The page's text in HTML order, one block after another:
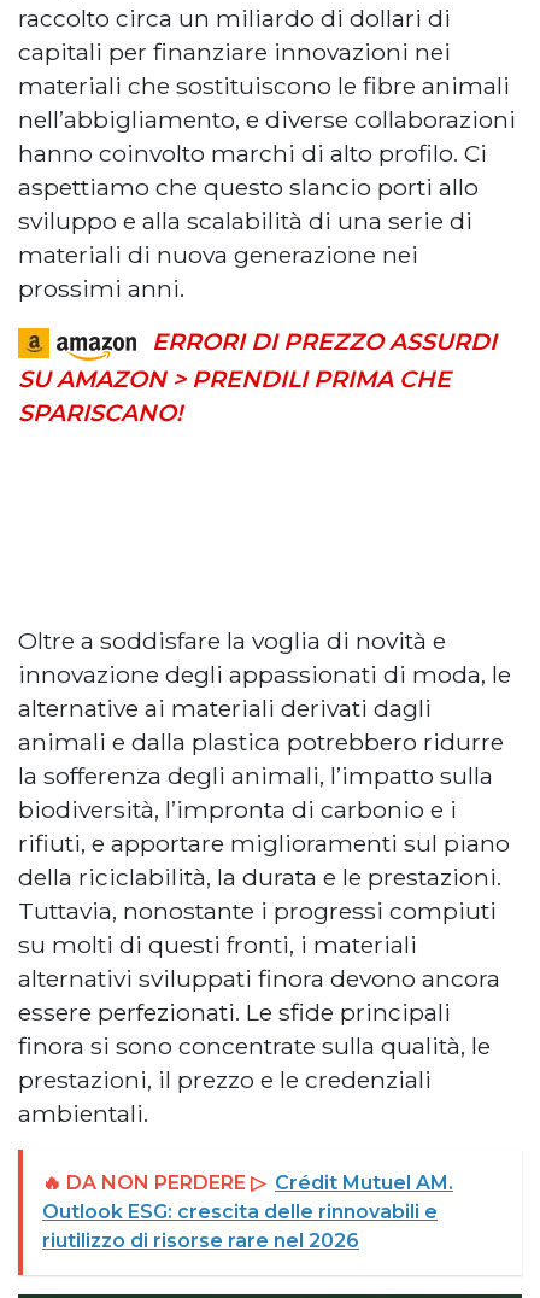
raccolto circa un miliardo di dollari di
capitali per finanziare innovazioni nei
materiali che sostituiscono le fibre animali
nell’abbigliamento, e diverse collaborazioni
hanno coinvolto marchi di alto profilo. Ci
aspettiamo che questo slancio porti allo
sviluppo e alla scalabilità di una serie di
materiali di nuova generazione nei
prossimi anni.
ERRORI DI PREZZO ASSURDI
SU AMAZON > PRENDILI PRIMA CHE
SPARISCANO!
Oltre a soddisfare la voglia di novità e
innovazione degli appassionati di moda, le
alternative ai materiali derivati dagli
animali e dalla plastica potrebbero ridurre
la sofferenza degli animali, l’impatto sulla
biodiversità, l’impronta di carbonio e i
rifiuti, e apportare miglioramenti sul piano
della riciclabilità, la durata e le prestazioni.
Tuttavia, nonostante i progressi compiuti
su molti di questi fronti, i materiali
alternativi sviluppati finora devono ancora
essere perfezionati. Le sfide principali
finora si sono concentrate sulla qualità, le
prestazioni, il prezzo e le credenziali
ambientali.
🔥 DA NON PERDERE ▷ Crédit Mutuel AM.
Outlook ESG: crescita delle rinnovabili e
riutilizzo di risorse rare nel 2026